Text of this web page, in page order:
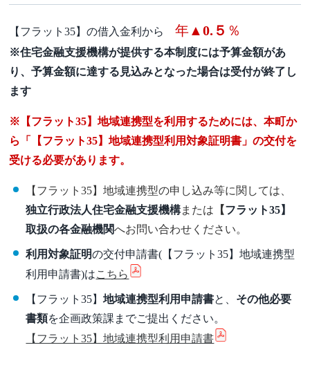
【フラット35】の借入金利から年▲0.５ ％
※住宅金融支援機構が提供する本制度には予算金額があ
り、予算金額に達する見込みとなった場合は受付が終了し
ます
​※【フラット35】地域連携型を利用するためには、本町か
ら「【フラット35】地域連携型利用対象証明書」の交付を
受ける必要があります。
【フラット35】地域連携型の申し込み等に関しては、
独立行政法人住宅金融支援機構または 【フラット35】
取扱の各金融機関へお問い合わせください。
利用対象証明の交付申請書(【フラット35】地域連携型
利用申請書)はこちら
【フラット35】地域連携型利用申請書と、 その他必要
書類を企画政策課までご提出ください。
【フラット35】地域連携型利用申請書